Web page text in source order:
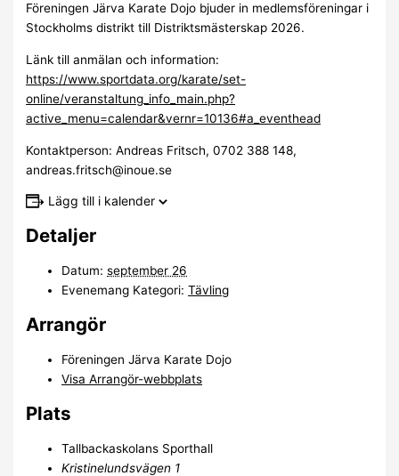
Föreningen Järva Karate Dojo bjuder in medlemsföreningar i
Stockholms distrikt till Distriktsmästerskap 2026.
Länk till anmälan och information:
https://www.sportdata.org/karate/set-
online/veranstaltung_info_main.php?
active_menu=calendar&vernr=10136#a_eventhead
Kontaktperson: Andreas Fritsch, 0702 388 148,
andreas.fritsch@inoue.se
Lägg till i kalender
Detaljer
Datum: september 26
Evenemang Kategori: Tävling
Arrangör
Föreningen Järva Karate Dojo
Visa Arrangör-webbplats
Plats
Tallbackaskolans Sporthall
Kristinelundsvägen 1